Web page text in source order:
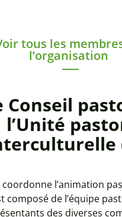
tous les
l’organisation
Conseil
l’Unité
coordonne l’animation
composé de l’équipe
des diverses